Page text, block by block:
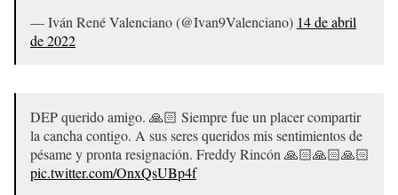
— Corintios españoles (@Corinthians__es)
— Iván René Valenciano (@Ivan9Valenciano) 14 de abril
de 2022
DEP querido amigo. 🙏🏻 Siempre fue un placer compartir
la cancha contigo. A sus seres queridos mis sentimientos de
pésame y pronta resignación. Freddy Rincón 🙏🏻🙏🏻🙏🏻
pic.twitter.com/OnxQsUBp4f